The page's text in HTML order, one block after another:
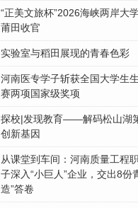
“正美文旅杯”​2026海峡两岸大
莆田收官
实验室与稻田展现的青春色彩
河南医专学子斩获全国大学生
赛两项国家级奖项
探校|发现教育——解码松山湖
创新基因
从课堂到车间：河南质量工程
子深入“小巨人”企业，交出8份
造”答卷